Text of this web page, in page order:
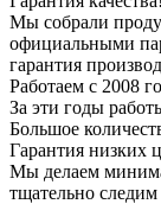
Мы собрали
официальными
гарантия
Работаем с 2008
За эти годы
Большое
Гарантия низких
Мы делаем
тщательно